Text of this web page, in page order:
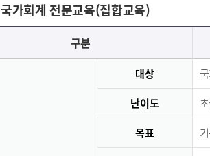
가회계 전문교육(집합교육)
구분
대상
난이도
목표